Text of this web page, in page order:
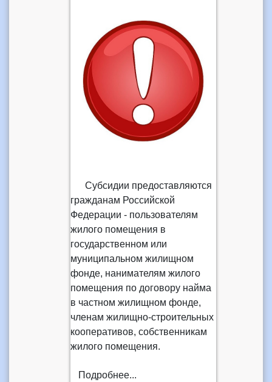
Субсидии предоставляются
гражданам Российской
Федерации - пользователям
жилого помещения в
государственном или
муниципальном жилищном
фонде, нанимателям жилого
помещения по договору найма
в частном жилищном фонде,
членам жилищно-строительных
кооперативов, собственникам
жилого помещения.
Подробнее...